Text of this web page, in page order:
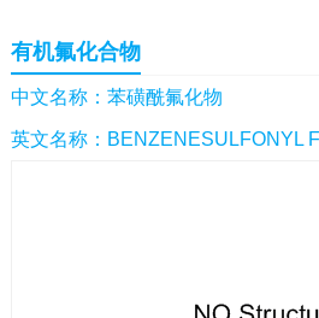
间体|抗高血压药物中间体
感染药物中间体|
体 |抗精神病药物中间体
药中间体|其他原料药中间体|
有机氟化合物
中文名称：苯磺酰氟化物
英文名称：BENZENESULFONYL